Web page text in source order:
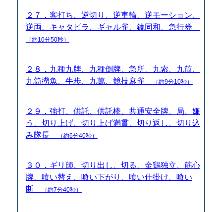
２７．客打ち、逆切り、逆車輪、逆モーション、
逆両、キャタピラ、ギャル雀、鏡同和、急行券
（約10分50秒）
２８．九種九牌、九種倒牌、急所、九索、九筒、
九筒撈魚、牛歩、九萬、競技麻雀
（約9分10秒）
２９．強打、供託、供託棒、共通安全牌、局、嫌
う、切り上げ、切り上げ満貫、切り返し、切り込
み隊長
（約6分40秒）
３０．ギリ師、切り出し、切る、金鶏独立、筋心
牌、喰い替え、喰い下がり、喰い仕掛け、喰い
断
（約7分40秒）